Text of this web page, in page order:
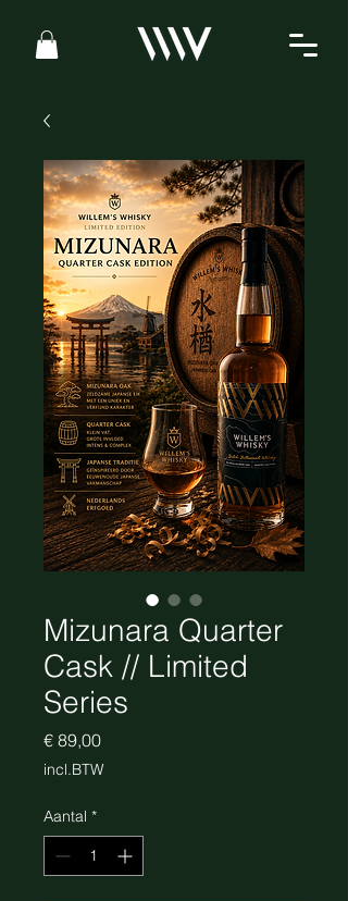
Mizunara Quarter
Cask // Limited
Series
€ 89,00Prijs
incl.BTW
Aantal *